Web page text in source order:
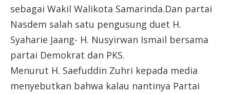
sebagai Wakil Walikota Samarinda.Dan partai
Nasdem salah satu pengusung duet H.
Syaharie Jaang- H. Nusyirwan Ismail bersama
partai Demokrat dan PKS.
Menurut H. Saefuddin Zuhri kepada media
menyebutkan bahwa kalau nantinya Partai